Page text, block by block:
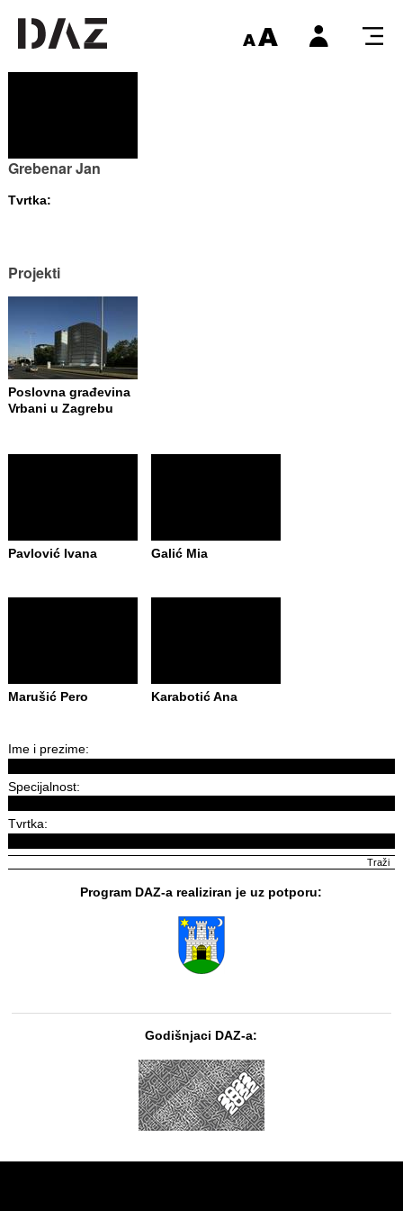
Grebenar Jan
Tvrtka:
Projekti
Poslovna građevina
Vrbani u Zagrebu
Pavlović Ivana Galić Mia
Marušić Pero Karabotić Ana
Ime i prezime:
Specijalnost:
Tvrtka:
Program DAZ-a realiziran je uz potporu:
Godišnjaci DAZ-a: